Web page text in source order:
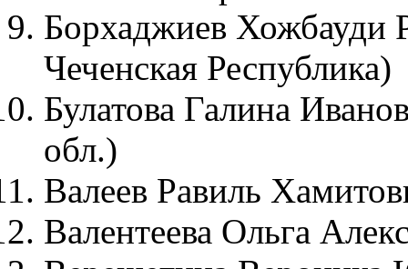
Борхаджиев Хожбауди
Чеченская Республика)
Булатова Галина
обл.)
Валеев Равиль
Валентеева Ольга